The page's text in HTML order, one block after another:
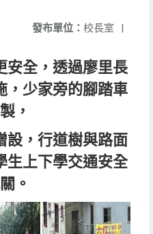
發布單位： 校長室 |
安全，透過廖里長
，少家旁的腳踏車
，
設，行道樹與路面
生上下學交通安全
。